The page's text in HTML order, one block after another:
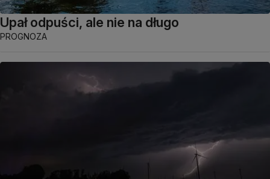
Upał odpuści, ale nie na długo
PROGNOZA